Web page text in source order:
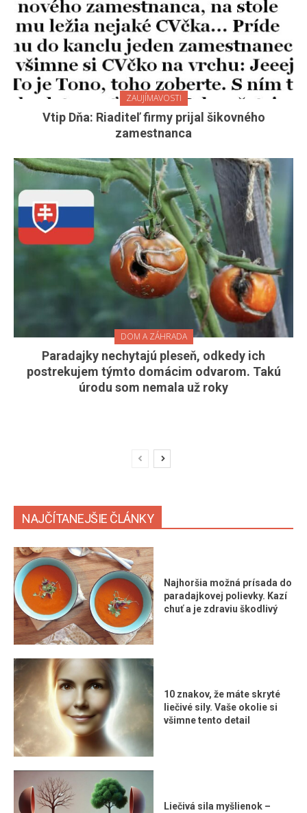
ZAUJÍMAVOSTI
Vtip Dňa: Riaditeľ firmy prijal šikovného
zamestnanca
DOM A ZÁHRADA
Paradajky nechytajú pleseň, odkedy ich
postrekujem týmto domácim odvarom. Takú
úrodu som nemala už roky
NAJČÍTANEJŠIE ČLÁNKY
Najhoršia možná prísada do
paradajkovej polievky. Kazí
chuť a je zdraviu škodlivý
10 znakov, že máte skryté
liečivé sily. Vaše okolie si
všimne tento detail
Liečivá sila myšlienok –